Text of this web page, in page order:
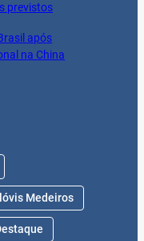
previstos
após
na China
Medeiros